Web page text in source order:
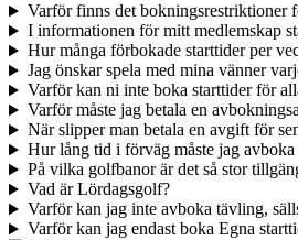
Varför finns det bokningsrestriktioner
I informationen för mitt medlemskap
Hur många förbokade starttider per
Jag önskar spela med mina vänner
Varför kan ni inte boka starttider för
Varför måste jag betala en
När slipper man betala en avgift för
Hur lång tid i förväg måste jag
På vilka golfbanor är det så stor
Vad är Lördagsgolf?
Varför kan jag inte avboka tävling,
Varför kan jag endast boka Egna